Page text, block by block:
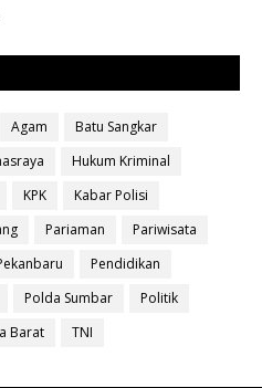
Agam
Batu Sangkar
Hukum Kriminal
KPK
Kabar Polisi
Pariaman
Pariwisata
Pendidikan
Polda Sumbar
Politik
Barat TNI